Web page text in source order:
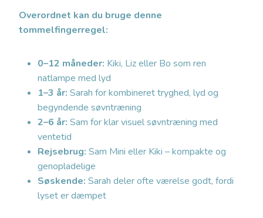
Overordnet kan du bruge denne
tommelfingerregel:
0–12 måneder: Kiki, Liz eller Bo som ren
natlampe med lyd
1–3 år: Sarah for kombineret tryghed, lyd og
begyndende søvntræning
2–6 år: Sam for klar visuel søvntræning med
ventetid
Rejsebrug: Sam Mini eller Kiki – kompakte og
genopladelige
Søskende: Sarah deler ofte værelse godt, fordi
lyset er dæmpet